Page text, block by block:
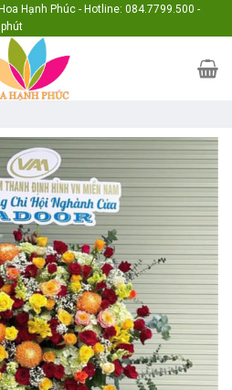
Hạnh Phúc - Hotline: 084.7799.500 -